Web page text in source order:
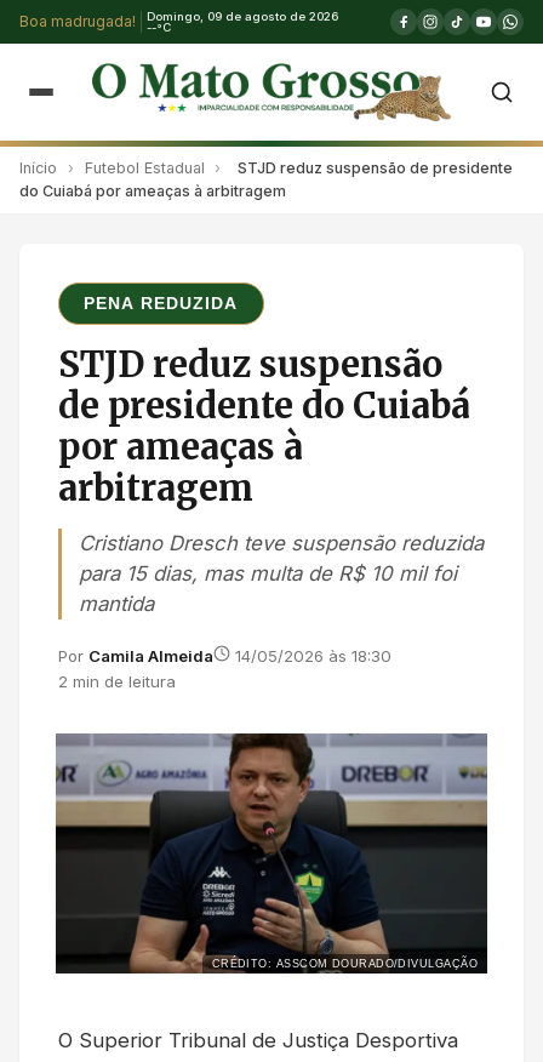
Boa madrugada!
Domingo, 09 de agosto de 2026
--°C
Início › Futebol Estadual ›
STJD reduz suspensão de presidente
do Cuiabá por ameaças à arbitragem
PENA REDUZIDA
STJD reduz suspensão
de presidente do Cuiabá
por ameaças à
arbitragem
Cristiano Dresch teve suspensão reduzida
para 15 dias, mas multa de R$ 10 mil foi
mantida
Por Camila Almeida
14/05/2026 às 18:30
2 min de leitura
CRÉDITO: ASSCOM DOURADO/DIVULGAÇÃO
O Superior Tribunal de Justiça Desportiva